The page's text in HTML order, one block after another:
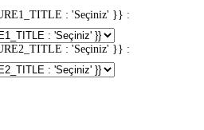
: 'Seçiniz' }} :
: 'Seçiniz' }} :